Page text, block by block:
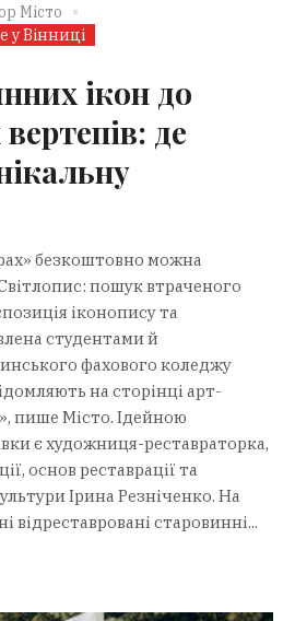
Місто
у Вінниці
ікон до
де
безкоштовно можна
пошук втраченого
іконопису та
студентами й
фахового коледжу
на сторінці арт-
пише Місто. Ідейною
є художниця-реставраторка,
основ реставрації та
Ірина Резніченко. На
відреставровані старовинні...